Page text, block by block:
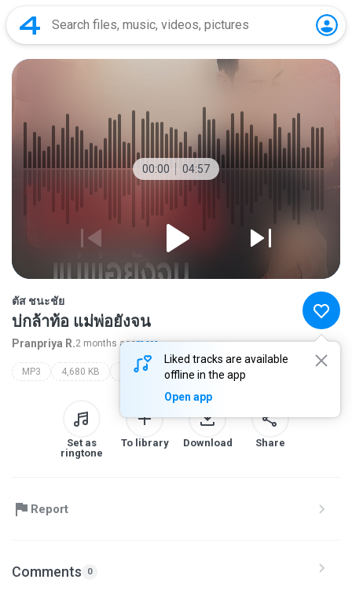
00:00 04:57
Liked tracks are available
offline in the app
Open app
ตัส ชนะชัย
บ่กล้าท้อ แม่พ่อยังจน
Pranpriya R.2 months agomore...
MP3 4,680 KB Country บ่กล้าท้อ แม่พ่อยังจน - single
Set as
ringtone
To library Download Share
Report
Comments 0